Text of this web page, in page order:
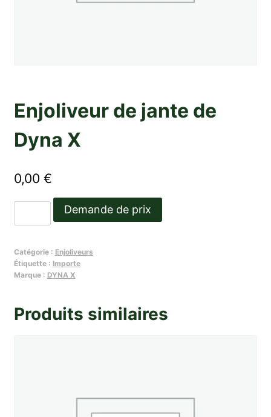
Enjoliveur de jante de
Dyna X
0,00 €
de
de
jante
Dyna
X
Demande de prix
Catégorie : Enjoliveurs
Étiquette : Importe
Marque : DYNA X
Produits similaires